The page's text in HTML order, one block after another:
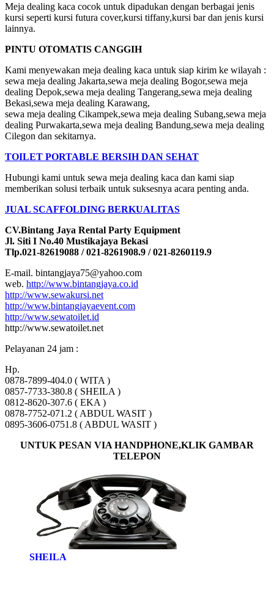
Meja dealing kaca cocok untuk dipadukan dengan berbagai jenis
kursi seperti kursi futura cover,kursi tiffany,kursi bar dan jenis kursi
lainnya.
PINTU OTOMATIS CANGGIH
Kami menyewakan meja dealing kaca untuk siap kirim ke wilayah :
sewa meja dealing Jakarta,sewa meja dealing Bogor,sewa meja
dealing Depok,sewa meja dealing Tangerang,sewa meja dealing
Bekasi,sewa meja dealing Karawang,
sewa meja dealing Cikampek,sewa meja dealing Subang,sewa meja
dealing Purwakarta,sewa meja dealing Bandung,sewa meja dealing
Cilegon dan sekitarnya.
TOILET PORTABLE BERSIH DAN SEHAT
Hubungi kami untuk sewa meja dealing kaca dan kami siap
memberikan solusi terbaik untuk suksesnya acara penting anda.
JUAL SCAFFOLDING BERKUALITAS
CV.Bintang Jaya Rental Party Equipment
Jl. Siti I No.40 Mustikajaya Bekasi
Tlp.021-82619088 / 021-8261908.9 / 021-8260119.9
E-mail. bintangjaya75@yahoo.com
web. http://www.bintangjaya.co.id
http://www.sewakursi.net
http://www.bintangjayaevent.com
http://www.sewatoilet.id
http://www.sewatoilet.net
Pelayanan 24 jam :
Hp.
0878-7899-404.0 ( WITA )
0857-7733-380.8 ( SHEILA )
0812-8620-307.6 ( EKA )
0878-7752-071.2 ( ABDUL WASIT )
0895-3606-0751.8 ( ABDUL WASIT )
UNTUK PESAN VIA HANDPHONE,KLIK GAMBAR
TELEPON
SHEILA